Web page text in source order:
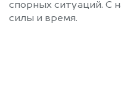
спорных ситуаций. С
силы и время.